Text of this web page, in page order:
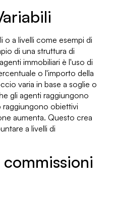
o a livelli come esempi di
di una struttura di
immobiliari è l'uso di
o l'importo della
varia in base a soglie o
gli agenti raggiungono
raggiungono obiettivi
aumenta. Questo crea
a livelli di